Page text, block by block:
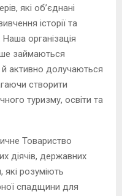
які об’єднані
історії та
організація
займаються
активно долучаються
створити
туризму, освіти та
Товариство
діячів, державних
розуміють
спадщини для